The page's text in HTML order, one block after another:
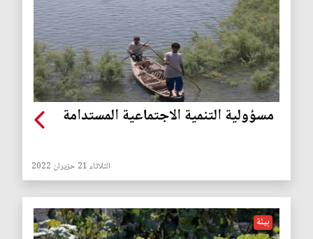
مسؤولية التنمية الاجتماعية المستدامة
الثلاثاء 21 حزيران 2022
بيئة